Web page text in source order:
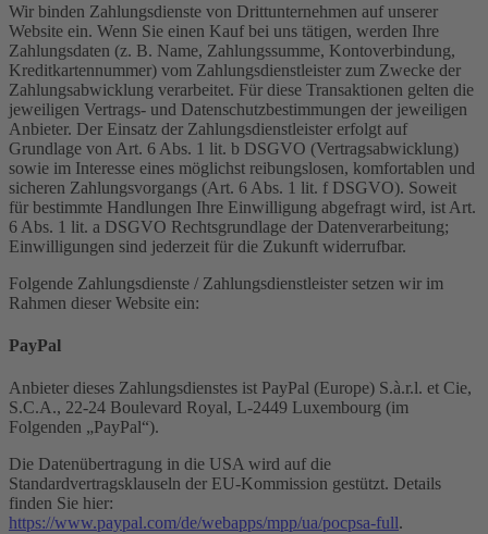
Wir binden Zahlungsdienste von Drittunternehmen auf unserer
Website ein. Wenn Sie einen Kauf bei uns tätigen, werden Ihre
Zahlungsdaten (z. B. Name, Zahlungssumme, Kontoverbindung,
Kreditkartennummer) vom Zahlungsdienstleister zum Zwecke der
Zahlungsabwicklung verarbeitet. Für diese Transaktionen gelten die
jeweiligen Vertrags- und Datenschutzbestimmungen der jeweiligen
Anbieter. Der Einsatz der Zahlungsdienstleister erfolgt auf
Grundlage von Art. 6 Abs. 1 lit. b DSGVO (Vertragsabwicklung)
sowie im Interesse eines möglichst reibungslosen, komfortablen und
sicheren Zahlungsvorgangs (Art. 6 Abs. 1 lit. f DSGVO). Soweit
für bestimmte Handlungen Ihre Einwilligung abgefragt wird, ist Art.
6 Abs. 1 lit. a DSGVO Rechtsgrundlage der Datenverarbeitung;
Einwilligungen sind jederzeit für die Zukunft widerrufbar.
Folgende Zahlungsdienste / Zahlungsdienstleister setzen wir im
Rahmen dieser Website ein:
PayPal
Anbieter dieses Zahlungsdienstes ist PayPal (Europe) S.à.r.l. et Cie,
S.C.A., 22-24 Boulevard Royal, L-2449 Luxembourg (im
Folgenden „PayPal“).
Die Datenübertragung in die USA wird auf die
Standardvertragsklauseln der EU-Kommission gestützt. Details
finden Sie hier:
https://www.paypal.com/de/webapps/mpp/ua/pocpsa-full.